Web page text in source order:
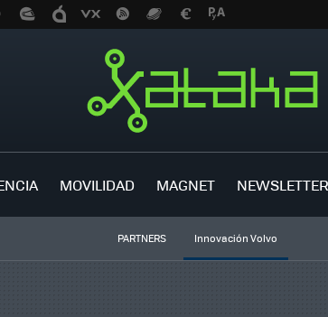
MOVILIDAD MAGNET NEWSLETTER
PARTNERS Innovación Volvo